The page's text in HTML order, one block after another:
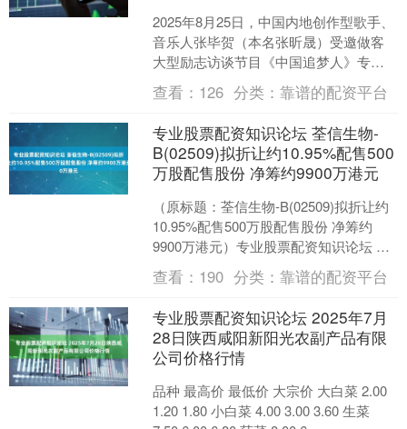
2025年8月25日，中国内地创作型歌手、
音乐人张毕贺（本名张昕晟）受邀做客
大型励志访谈节目《中国追梦人》专业
股票配资知识论坛，分享其音乐成长与
创作历程。 张毕....
查看： 126 分类：靠谱的配资平台
专业股票配资知识论坛 荃信生物-
B(02509)拟折让约10.95%配售500
万股配售股份 净筹约9900万港元
（原标题：荃信生物-B(02509)拟折让约
10.95%配售500万股配售股份 净筹约
9900万港元）专业股票配资知识论坛 智
通财经APP讯，荃信生物-B(02....
查看： 190 分类：靠谱的配资平台
专业股票配资知识论坛 2025年7月
28日陕西咸阳新阳光农副产品有限
公司价格行情
品种 最高价 最低价 大宗价 大白菜 2.00
1.20 1.80 小白菜 4.00 3.00 3.60 生菜